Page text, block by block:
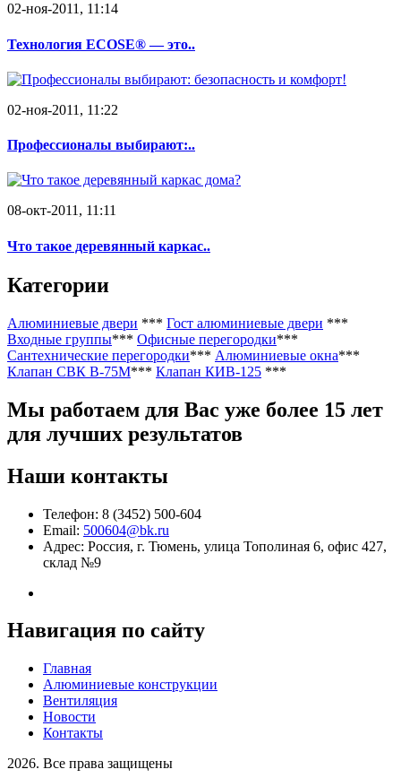
02-ноя-2011, 11:14
Технология ECOSE® — это..
02-ноя-2011, 11:22
Профессионалы выбирают:..
08-окт-2011, 11:11
Что такое деревянный каркас..
Категории
Алюминиевые двери *** Гост алюминиевые двери ***
Входные группы*** Офисные перегородки***
Сантехнические перегородки*** Алюминиевые окна***
Клапан СВК В-75М*** Клапан КИВ-125 ***
Мы работаем для Вас уже более 15 лет
для лучших результатов
Наши контакты
Телефон: 8 (3452) 500-604
Email: 500604@bk.ru
Адрес: Россия, г. Тюмень, улица Тополиная 6, офис 427,
склад №9
Навигация по сайту
Главная
Алюминиевые конструкции
Вентиляция
Новости
Контакты
2026. Все права защищены